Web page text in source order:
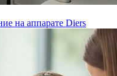
на аппарате Diers